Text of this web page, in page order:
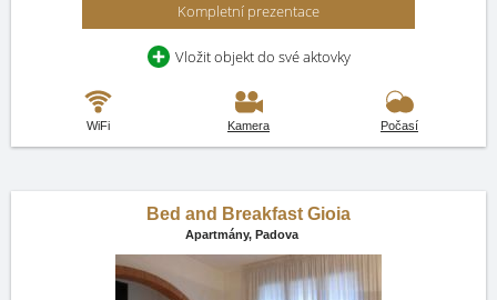
Kompletní prezentace
Vložit objekt do své aktovky
WiFi Kamera Počasí
Bed and Breakfast Gioia
Apartmány, Padova